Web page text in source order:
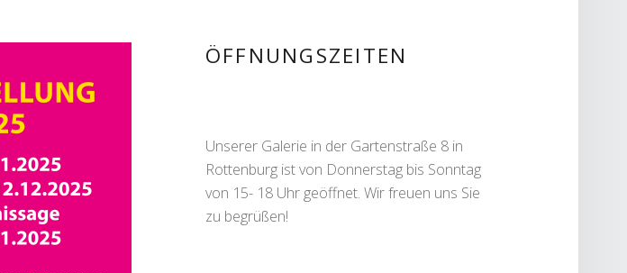
SIDEBAR
ÖFFNUNGSZEITEN
Unserer Galerie in der Gartenstraße 8 in
Rottenburg ist von Donnerstag bis Sonntag
von 15- 18 Uhr geöffnet. Wir freuen uns Sie
zu begrüßen!